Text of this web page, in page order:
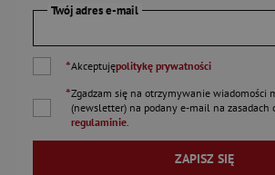
Twój adres e-mail
*Akceptujępolitykę prywatności
*Zgadzam się na otrzymywanie wiadomości
(newsletter) na podany e-mail na
regulaminie
ZAPISZ SIĘ